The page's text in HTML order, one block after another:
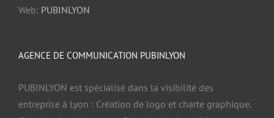
Web: PUBINLYON
AGENCE DE COMMUNICATION PUBINLYON
PUBINLYON est spécialisé dans la visibilité des
entreprise à Lyon : Création de logo et charte graphique.